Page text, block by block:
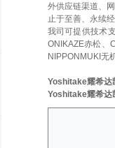
外供应链渠道、
止于至善、永续
我司可提供技术
ONIKAZE赤松、
NIPPONMUKI无
Yoshitake耀希达
Yoshitake耀希达